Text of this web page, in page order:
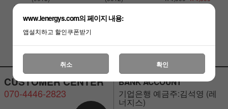
￦13,000
CUSTOMER CENTER
070-4446-2823
BANK ACCOUNT
기업은행 예금주:김석영 (레
너지스)
www.lenergys.com의 페이지 내용:
앱설치하고 할인쿠폰받기
취소 확인